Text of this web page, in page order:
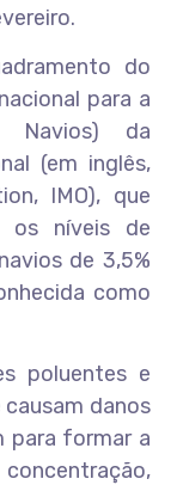
do
para a
Navios) da
(em inglês,
IMO), que
os níveis de
de 3,5%
como
poluentes e
danos
para formar a